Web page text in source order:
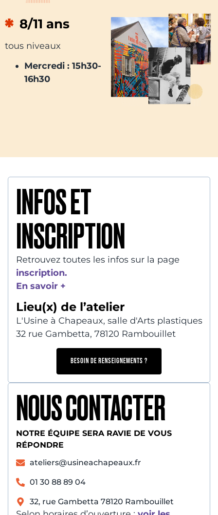
8/11 ans
tous niveaux
Mercredi : 15h30-
16h30
INFOS ET
INSCRIPTION
Retrouvez toutes les infos sur la page
inscription.
En savoir +
Lieu(x) de l’atelier
L'Usine à Chapeaux, salle d'Arts plastiques
32 rue Gambetta, 78120 Rambouillet
BESOIN DE RENSEIGNEMENTS ?
NOUS CONTACTER
NOTRE ÉQUIPE SERA RAVIE DE VOUS
RÉPONDRE
ateliers@usineachapeaux.fr
01 30 88 89 04
32, rue Gambetta 78120 Rambouillet